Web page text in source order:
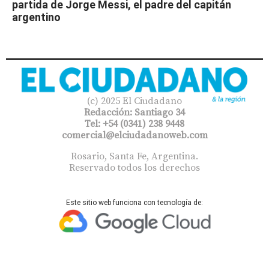
partida de Jorge Messi, el padre del capitán
argentino
(c) 2025 El Ciudadano
Redacción: Santiago 34
Tel: +54 (0341) 238 9448
comercial@elciudadanoweb.com​
Rosario, Santa Fe, Argentina.
Reservado todos los derechos
Este sitio web funciona con tecnología de: